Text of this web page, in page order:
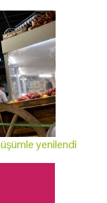
yenilendi